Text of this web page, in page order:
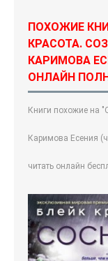
ПОХОЖИЕ
КРАСОТА.
КАРИМОВА
ОНЛАЙН
Книги похожие на
Каримова Есения
читать онлайн